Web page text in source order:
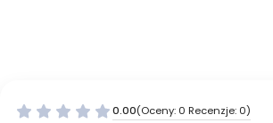
0.00(Oceny: 0 Recenzje: 0)